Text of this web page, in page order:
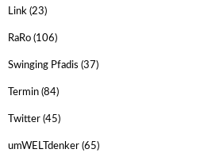
Link (23)
RaRo (106)
Swinging Pfadis (37)
Termin (84)
Twitter (45)
umWELTdenker (65)